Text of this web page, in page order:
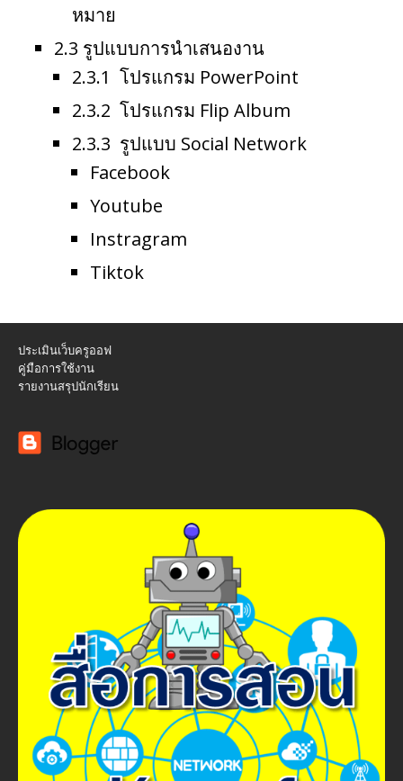
หมาย
2.3 รูปแบบการนำเสนองาน
2.3.1 โปรแกรม PowerPoint
2.3.2 โปรแกรม Flip Album
2.3.3 รูปแบบ Social Network
Facebook
Youtube
Instragram
Tiktok
ประเมินเว็บครูออฟ
คู่มือการใช้งาน
รายงานสรุปนักเรียน